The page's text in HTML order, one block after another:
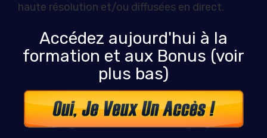
haute résolution et/ou diffusées en direct.
Accédez aujourd'hui à la
formation et aux Bonus (voir
plus bas)